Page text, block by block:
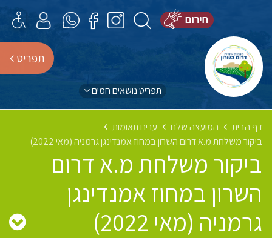
תפריט נושאים חמים
תפריט
דף הבית המועצה שלנו
ערים תאומות
ביקור משלחת מ.א דרום השרון במחוז אמנדינגן גרמניה (מאי 2022)
ביקור משלחת מ.א דרום
השרון במחוז אמנדינגן
גרמניה (מאי 2022)